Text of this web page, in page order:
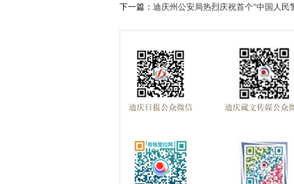
下一篇： 迪庆州公安局热烈庆祝首个“中国人民